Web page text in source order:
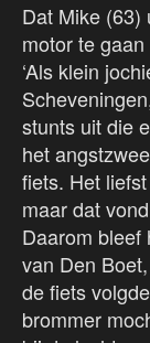
Dat Mike (63)
motor te
‘Als klein
stunts uit die
het
fiets. Het
maar dat
Daarom bleef
van Den
de fiets
brommer